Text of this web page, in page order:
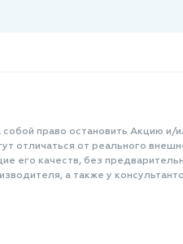
право остановить Акцию
отличаться от реального
его качеств, без
а также у